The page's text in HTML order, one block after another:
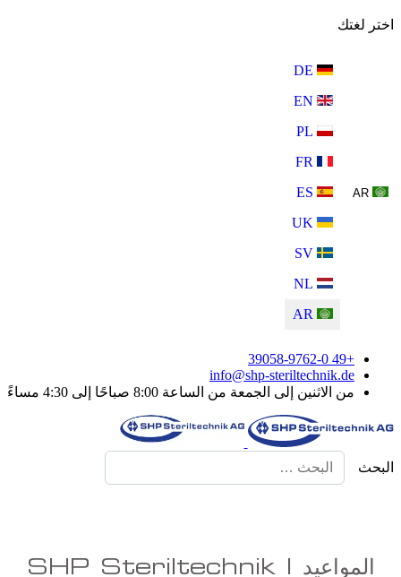
اختر لغتك
+49 39058-9762-0
info@shp-steriltechnik.de
من الاثنين إلى الجمعة من الساعة 8:00 صباحًا إلى 4:30 مساءً
البحث
المواعيد | SHP Steriltechnik